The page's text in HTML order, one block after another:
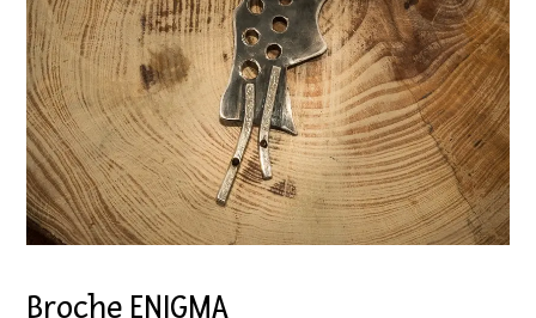
Broche ENIGMA